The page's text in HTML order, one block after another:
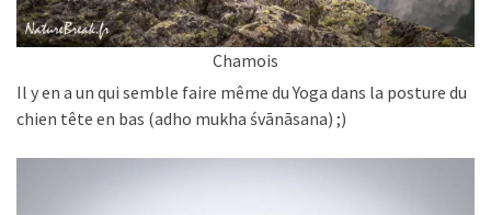
Chamois
Il y en a un qui semble faire même du Yoga dans la posture du
chien tête en bas (adho mukha śvānāsana) ;)